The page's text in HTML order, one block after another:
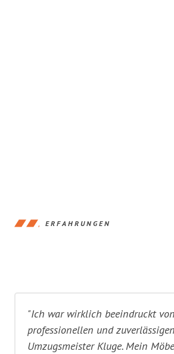
ERFAHRUNGEN
"Ich war wirklich beeindruckt
professionellen und
Umzugsmeister Kluge. Mein